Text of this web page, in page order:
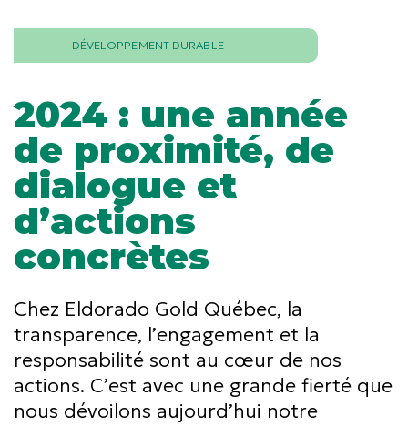
DÉVELOPPEMENT DURABLE
2024 : une année
de proximité, de
dialogue et
d’actions
concrètes
Chez Eldorado Gold Québec, la
transparence, l’engagement et la
responsabilité sont au cœur de nos
actions. C’est avec une grande fierté que
nous dévoilons aujourd’hui notre